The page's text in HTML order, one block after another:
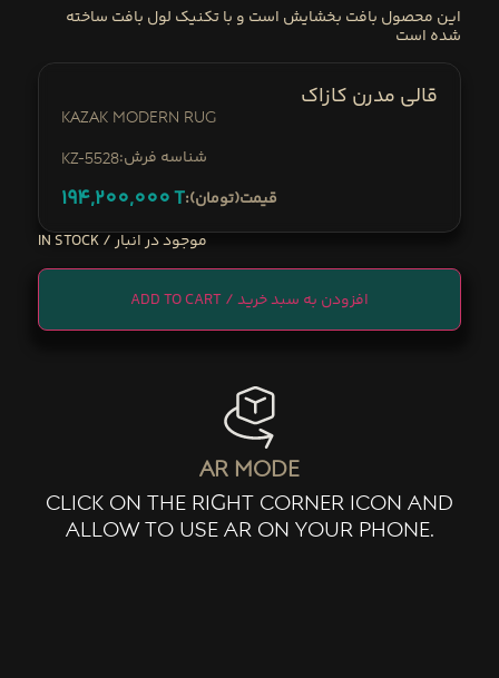
این محصول بافت بخشایش است و باتکنیک لول بافت ساخته
شده است
قالی مدرن کازاک
Kazak Modern Rug
KZ-5528 :شناسه فرش
194,200,000T :قیمت(تومان)
IN STOCK
ADD TO CART
ar mode
click on the right corner icon and
allow to use ar on your phone.